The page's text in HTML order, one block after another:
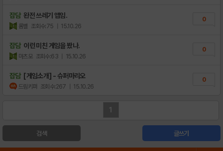
잡담 완전 쓰레기 앱임.
롬벨 조회수:75 | 15.10.26
0
잡담 이런 미친 게임을 봤나.
마츠모 조회수:63 | 15.10.26
0
잡담 [게임소개] - 슈퍼마리오
드림키퍼 조회수:267 | 15.10.26
0
1
검색 글쓰기